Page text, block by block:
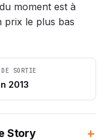
moment est à
prix le plus bas
DE SORTIE
2013
Story